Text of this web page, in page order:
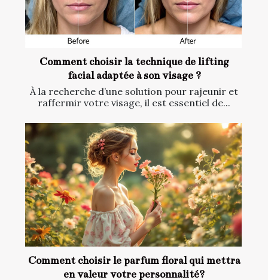
Comment choisir la technique de lifting
facial adaptée à son visage ?
À la recherche d’une solution pour rajeunir et
raffermir votre visage, il est essentiel de...
Comment choisir le parfum floral qui mettra
en valeur votre personnalité?